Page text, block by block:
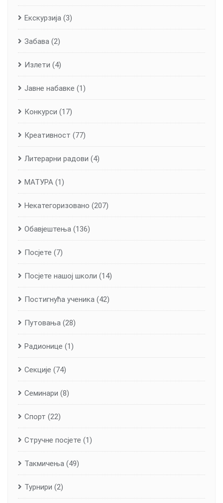
Екскурзија (3)
Забава (2)
Излети (4)
Јавне набавке (1)
Конкурси (17)
Креативност (77)
Литерарни радови (4)
МАТУРА (1)
Некатегоризовано (207)
Обавјештења (136)
Посјете (7)
Посјете нашој школи (14)
Постигнућа ученика (42)
Путовања (28)
Радионице (1)
Секције (74)
Семинари (8)
Спорт (22)
Стручне посјете (1)
Такмичења (49)
Турнири (2)